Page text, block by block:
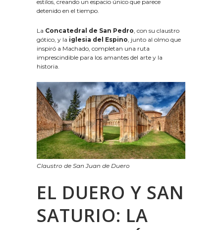
estilos, creando un espacio único que parece
detenido en el tiempo.
La Concatedral de San Pedro, con su claustro
gótico, y la iglesia del Espino, junto al olmo que
inspiró a Machado, completan una ruta
imprescindible para los amantes del arte y la
historia.
Claustro de San Juan de Duero
EL DUERO Y SAN
SATURIO: LA